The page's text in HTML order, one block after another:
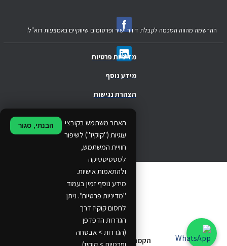
מדיניות פרטיות
האתר משתמש בקובצי
עוגיות ("קוקיז") לשיפור
חוויית המשתמש,
לסטטיסטיקה
ולהתאמות אישיות.
מידע נוסף זמין בעמוד
"מדיניות פרטיות". ניתן
לחסום קוקיז דרך
הגדרות הדפדפן
(הגדרות > אבטחה
הבנתי, סגור
מידע נוסף
.
הצהרת נגישות
ההרשמה מהווה הסכמה לקבלת דיוור ישיר ופרסומים שיווקיים באמצעות דוא"ל.
© 2024 Ethos Business. All rights reserved.
..
...
הקמת אתרים